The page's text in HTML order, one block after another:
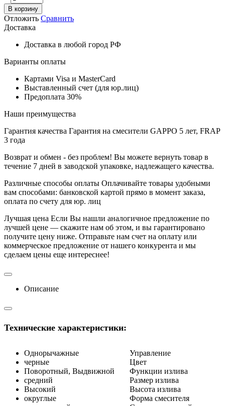
В корзину
Отложить Сравнить
Доставка
Доставка в любой город РФ
Варианты оплаты
Картами Visa и MasterCard
Выставленный счет (для юр.лиц)
Предоплата 30%
Наши преимущества
Гарантия качества Гарантия на смесители GAPPO 5 лет, FRAP
3 года
Возврат и обмен - без проблем! Вы можете вернуть товар в
течение 7 дней в заводской упаковке, надлежащего качества.
Различные способы оплаты Оплачивайте товары удобными
вам способами: банковской картой прямо в момент заказа,
оплата по счету для юр. лиц
Лучшая цена Если Вы нашли аналогичное предложение по
лучшей цене — скажите нам об этом, и вы гарантировано
получите цену ниже. Отправьте нам счет на оплату или
коммерческое предложение от нашего конкурента и мы
сделаем цены еще интереснее!
Описание
Технические характеристики:
Управление
Однорычажные
Цвет
черные
Функции излива
Поворотный, Выдвижной
Размер излива
средний
Высота излива
Высокий
Форма смесителя
округлые